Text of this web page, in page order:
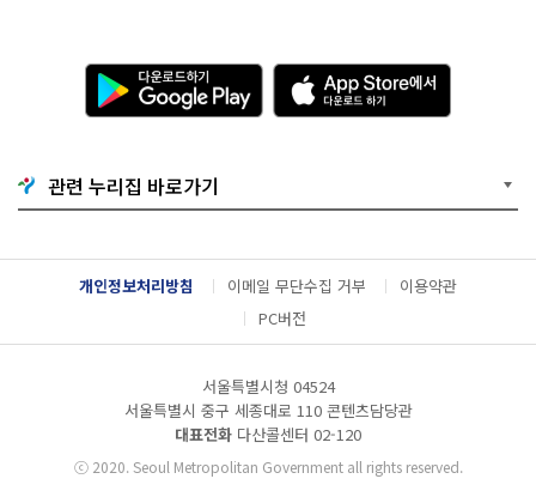
다
운
로
기
G
o
g
l
e
A
p
p
e
서
다
운
관련 누리집 바로가기
개인정보처리방침 이메일 무단수집 거부
이용약관
PC버전
서울특별시청 04524
서울특별시 중구 세종대로 110 콘텐츠담당관
대표전화 다산콜센터 02-120
ⓒ2020. Seoul Metropolitan Government all rights reserved.